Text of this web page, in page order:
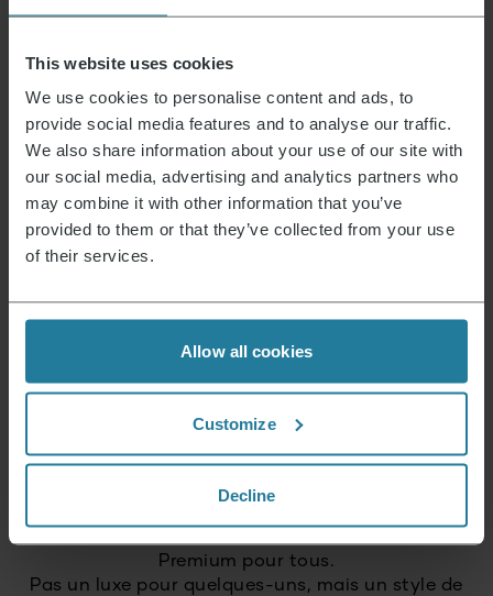
This website uses cookies
We use cookies to personalise content and ads, to
provide social media features and to analyse our traffic.
We also share information about your use of our site with
our social media, advertising and analytics partners who
may combine it with other information that you’ve
provided to them or that they’ve collected from your use
of their services.
Allow all cookies
Customize
Decline
cuisson du turbot pendant 10 minutes
supplémentaires.
Nettoyer le fenouil, le couper en deux, retirer
le trognon et le raboter très finement.
Mélangez le jus de citron, la moutarde, le
miel et l’huile d’olive et assaisonnez avec du
sel et du poivre. Effeuiller l’aneth et le
couper finement. Mélanger tous les
ingrédients préparés.
Premium pour tous.
Pas un luxe pour quelques-uns, mais un style de